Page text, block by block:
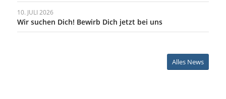
10. JULI 2026
Wir suchen Dich! Bewirb Dich jetzt bei uns
Alles News